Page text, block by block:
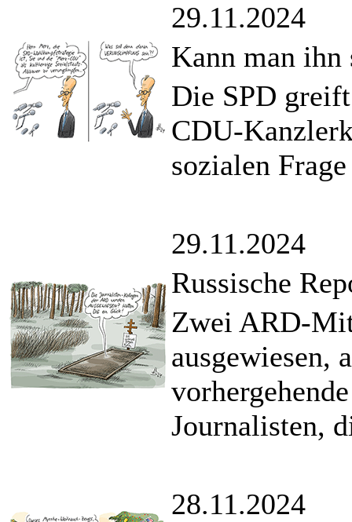
29.11.2024
Kann man ihn
Die SPD
CDU-
sozialen
29.11.2024
Russische
Zwei ARD-
ausgewiesen,
Journalisten,
28.11.2024